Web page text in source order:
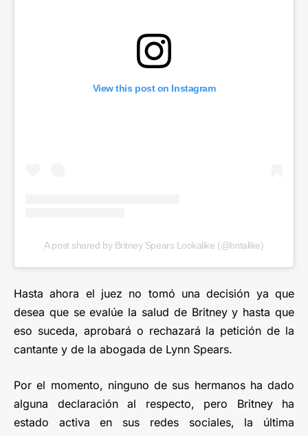
View this post on Instagram
A post shared by Britney Spears Lookalike (@britalike)
Hasta ahora el juez no tomó una decisión ya que
desea que se evalúe la salud de Britney y hasta que
eso suceda, aprobará o rechazará la petición de la
cantante y de la abogada de Lynn Spears.
Por el momento, ninguno de sus hermanos ha dado
alguna declaración al respecto, pero Britney ha
estado activa en sus redes sociales, la última